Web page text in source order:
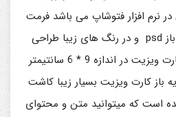
نرم افزار فتوشاپ می باشد فرمت
دانلود فایل به صورت لایه باز psd و در رنگ های زیبا طراحی
شده است. طرح لایه باز کارت ویزیت در اندازه 9 * 6 سانتیمتر
باز کارت ویزیت بسیار زیبا کاشت
است که میتوانید متن و محتوای